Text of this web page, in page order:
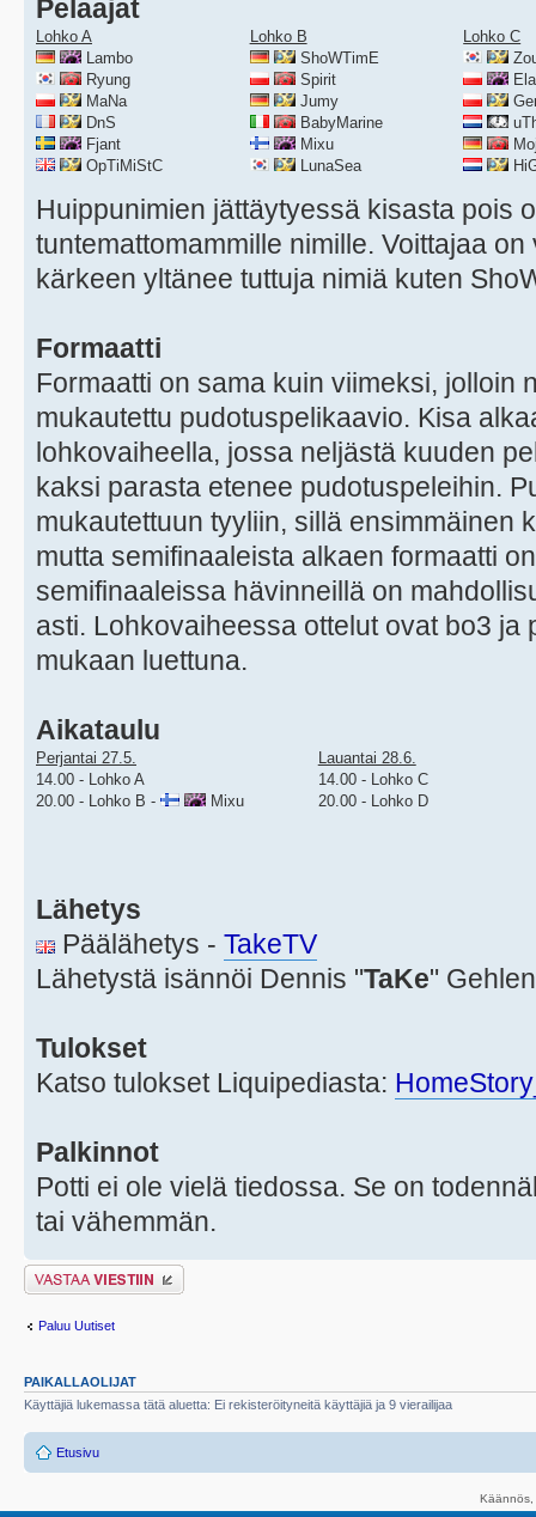
Pelaajat
Lohko A
Lambo
Ryung
MaNa
DnS
Fjant
OpTiMiStC
Lohko B
ShoWTimE
Spirit
Jumy
BabyMarine
Mixu
LunaSea
Lohko C
Huippunimien jättäytyessä kisasta pois
tuntemattomammille nimille. Voittajaa
kärkeen yltänee tuttuja nimiä kuten
Formaatti
Formaatti on sama kuin viimeksi, jolloin
mukautettu pudotuspelikaavio. Kisa
lohkovaiheella, jossa neljästä kuuden
kaksi parasta etenee pudotuspeleihin.
mukautettuun tyyliin, sillä ensimmäinen
mutta semifinaaleista alkaen formaatti
semifinaaleissa hävinneillä on
asti. Lohkovaiheessa ottelut ovat bo3 ja
mukaan luettuna.
Aikataulu
Perjantai 27.5.
14.00 - Lohko A
20.00 - Lohko B -
Mixu
Lauantai 28.6.
14.00 - Lohko C
20.00 - Lohko D
Lähetys
Päälähetys - TakeTV
Lähetystä isännöi Dennis "TaKe"
Tulokset
Katso tulokset Liquipediasta:
Palkinnot
Potti ei ole vielä tiedossa. Se on
tai vähemmän.
Lähetä vastaus
Paluu Uutiset
PAIKALLAOLIJAT
Käyttäjiä lukemassa tätä aluetta: Ei rekisteröityneitä käyttäjiä ja 9 vierailijaa
Etusivu